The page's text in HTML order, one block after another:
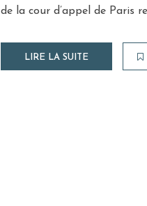
de la cour d’appel de Paris
LIRE LA SUITE